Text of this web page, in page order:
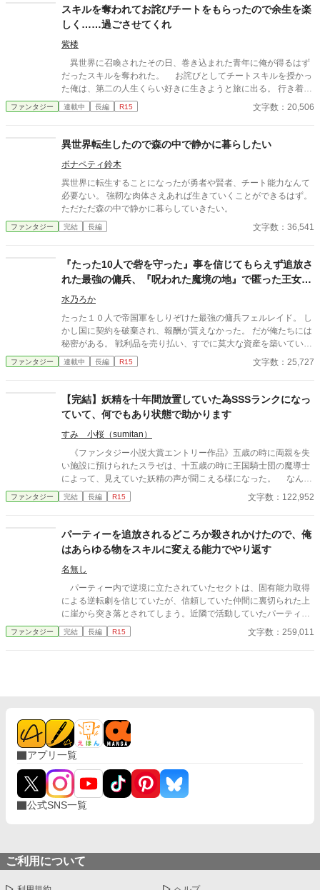
スキルを奪われてお詫びチートをもらったので余生を楽
しく……過ごさせてくれ
紫楼
異世界に召喚されたその日、巻き込まれた青年に俺が得るはず
だったスキルを奪われた。 お詫びとしてチートスキルを授かっ
た俺は、第二の人生くらい好きに生きようと旅に出る。 行き着い
た先は、寂れた町の場末の酒場だ。 なぜか客は男ばかりだが、
日雇い冒険者や恐妻家の肉屋たちとの気楽な毎日は悪くない。
へ通ってくる理由だけは、さっぱりわからない。 「お前らツケは
日、酒場へ厄介な依頼が舞い込んできた――。 他サイトでも掲
載しています。 不定期更新です。
ファンタジー 連載中 長編 R15 文字数：20,506
異世界転生したので森の中で静かに暮らしたい
ボナペティ鈴木
異世界に転生することになったが勇者や賢者、チート能力なんて
必要ない。 強靭な肉体さえあれば生きていくことができるはず。
ただただ森の中で静かに暮らしていきたい。
ファンタジー 完結 長編 文字数：36,541
『たった10人で砦を守った』事を信じてもらえず追放さ
れた最強の傭兵、『呪われた魔境の地』で匿った王女と
理想の拠点に作り上げます
水乃ろか
たった１０人で帝国軍をしりぞけた最強の傭兵フェルレイド。 し
かし国に契約を破棄され、報酬が貰えなかった。 だが俺たちには
秘密がある。 戦利品を売り払い、すでに莫大な資産を築いていた
のだ。 その莫大な資金を元手に、静かに暮らそうと王都に戻る途
中、盗賊に襲われていた一台の馬車を救出する。 乗っていたのは
なってしまった。 だが、そこは誰も住んでいない『呪われた地』
と云われる辺境の魔境。 ……いいじゃん！ 誰もいないなんて好
都合！ 悠々自適に暮らそうと意気込む俺だったが、行きの馬車に
隠れていたのは、なんと先ほど助けた王女様！？ どうやら王城で
酷い扱いを受けていた彼女は、城を捨てて俺についてきたらし
い。 王女様は命を狙われており、戻れば殺されるらしい。 ならば
一緒に連れて行くしかあるまい。 資金もあるし、誰も居ない領地
も貰えて好き勝手できる。 これって最高なのでは？ ※マルチ投稿
しています。
ファンタジー 連載中 長編 R15 文字数：25,727
【完結】妖精を十年間放置していた為SSSランクになっ
ていて、何でもあり状態で助かります
すみ 小桜（sumitan）
《ファンタジー小説大賞エントリー作品》五歳の時に両親を失
い施設に預けられたスラゼは、十五歳の時に王国騎士団の魔導士
によって、見えていた妖精の声が聞こえる様になった。 なんと
十年間放置していたせいでSSSランクになった名をラスと言う妖
精だった！ 冒険者になったスラゼは、施設で一緒だった仲間レ
立つ。 ラスは、リアカーやスラゼのナイフにも加護を与え、軽
くしたりのこぎりとして使えるようにしてくれた。そこでスラゼ
は、得意なDIYでリアカーの改造、テーブルやイス、入れ物など
を作って冒険を快適に変えていく。 そして何故か三人は、可愛
いモモンガ風モンスターの加護まで貰うのだった。
ファンタジー 完結 長編 R15 文字数：122,952
パーティーを追放されるどころか殺されかけたので、俺
はあらゆる物をスキルに変える能力でやり返す
名無し
パーティー内で逆境に立たされていたセクトは、固有能力取得
による逆転劇を信じていたが、信頼していた仲間に裏切られた上
に崖から突き落とされてしまう。近隣で活動していたパーティー
のおかげで奇跡的に一命をとりとめたセクトは、かつての仲間た
ちへの復讐とともに、助けてくれた者たちへの恩返しを誓うのだ
ファンタジー 完結 長編 R15 文字数：259,011
アプリ一覧
公式SNS一覧
ご利用について